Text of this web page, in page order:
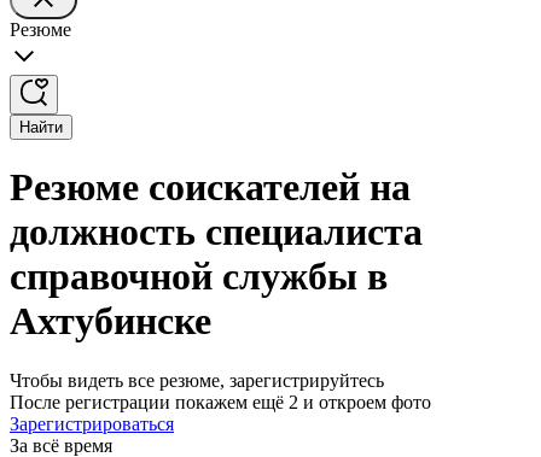
Резюме
Найти
Резюме соискателей на
должность специалиста
справочной службы в
Ахтубинске
Чтобы видеть все резюме, зарегистрируйтесь
После регистрации покажем ещё 2 и откроем фото
Зарегистрироваться
За всё время